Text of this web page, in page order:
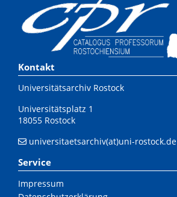
Kontakt
Universitätsarchiv Rostock
Universitätsplatz 1
18055 Rostock
universitaetsarchiv(at)uni-rostock.de
Service
Impressum